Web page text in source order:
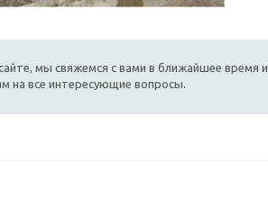
мы свяжемся с вами в ближайшее время и
на все интересующие вопросы.